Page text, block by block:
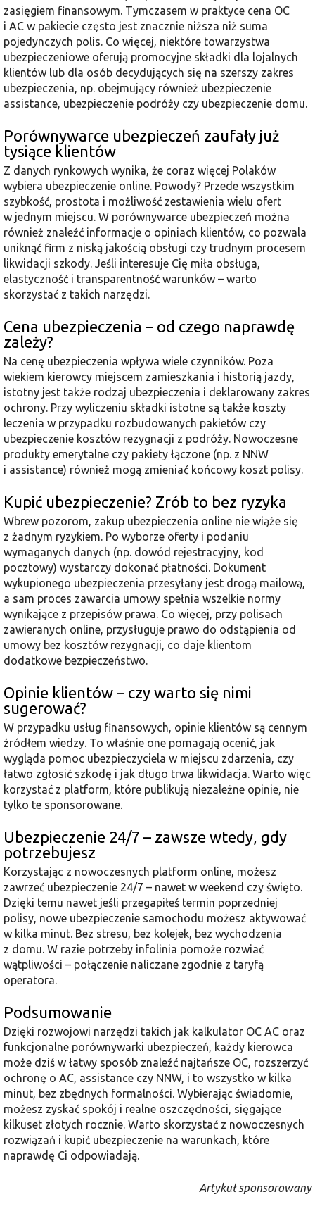
zasięgiem finansowym. Tymczasem w praktyce cena OC
i AC w pakiecie często jest znacznie niższa niż suma
pojedynczych polis. Co więcej, niektóre towarzystwa
ubezpieczeniowe oferują promocyjne składki dla lojalnych
klientów lub dla osób decydujących się na szerszy zakres
ubezpieczenia, np. obejmujący również ubezpieczenie
assistance, ubezpieczenie podróży czy ubezpieczenie domu.
Porównywarce ubezpieczeń zaufały już
tysiące klientów
Z danych rynkowych wynika, że coraz więcej Polaków
wybiera ubezpieczenie online. Powody? Przede wszystkim
szybkość, prostota i możliwość zestawienia wielu ofert
w jednym miejscu. W porównywarce ubezpieczeń można
również znaleźć informacje o opiniach klientów, co pozwala
uniknąć firm z niską jakością obsługi czy trudnym procesem
likwidacji szkody. Jeśli interesuje Cię miła obsługa,
elastyczność i transparentność warunków – warto
skorzystać z takich narzędzi.
Cena ubezpieczenia – od czego naprawdę
zależy?
Na cenę ubezpieczenia wpływa wiele czynników. Poza
wiekiem kierowcy miejscem zamieszkania i historią jazdy,
istotny jest także rodzaj ubezpieczenia i deklarowany zakres
ochrony. Przy wyliczeniu składki istotne są także koszty
leczenia w przypadku rozbudowanych pakietów czy
ubezpieczenie kosztów rezygnacji z podróży. Nowoczesne
produkty emerytalne czy pakiety łączone (np. z NNW
i assistance) również mogą zmieniać końcowy koszt polisy.
Kupić ubezpieczenie? Zrób to bez ryzyka
Wbrew pozorom, zakup ubezpieczenia online nie wiąże się
z żadnym ryzykiem. Po wyborze oferty i podaniu
wymaganych danych (np. dowód rejestracyjny, kod
pocztowy) wystarczy dokonać płatności. Dokument
wykupionego ubezpieczenia przesyłany jest drogą mailową,
a sam proces zawarcia umowy spełnia wszelkie normy
wynikające z przepisów prawa. Co więcej, przy polisach
zawieranych online, przysługuje prawo do odstąpienia od
umowy bez kosztów rezygnacji, co daje klientom
dodatkowe bezpieczeństwo.
Opinie klientów – czy warto się nimi
sugerować?
W przypadku usług finansowych, opinie klientów są cennym
źródłem wiedzy. To właśnie one pomagają ocenić, jak
wygląda pomoc ubezpieczyciela w miejscu zdarzenia, czy
łatwo zgłosić szkodę i jak długo trwa likwidacja. Warto więc
korzystać z platform, które publikują niezależne opinie, nie
tylko te sponsorowane.
Ubezpieczenie 24/7 – zawsze wtedy, gdy
potrzebujesz
Korzystając z nowoczesnych platform online, możesz
zawrzeć ubezpieczenie 24/7 – nawet w weekend czy święto.
Dzięki temu nawet jeśli przegapiłeś termin poprzedniej
polisy, nowe ubezpieczenie samochodu możesz aktywować
w kilka minut. Bez stresu, bez kolejek, bez wychodzenia
z domu. W razie potrzeby infolinia pomoże rozwiać
wątpliwości – połączenie naliczane zgodnie z taryfą
operatora.
Podsumowanie
Dzięki rozwojowi narzędzi takich jak kalkulator OC AC oraz
funkcjonalne porównywarki ubezpieczeń, każdy kierowca
może dziś w łatwy sposób znaleźć najtańsze OC, rozszerzyć
ochronę o AC, assistance czy NNW, i to wszystko w kilka
minut, bez zbędnych formalności. Wybierając świadomie,
możesz zyskać spokój i realne oszczędności, sięgające
kilkuset złotych rocznie. Warto skorzystać z nowoczesnych
rozwiązań i kupić ubezpieczenie na warunkach, które
naprawdę Ci odpowiadają.
Artykuł sponsorowany